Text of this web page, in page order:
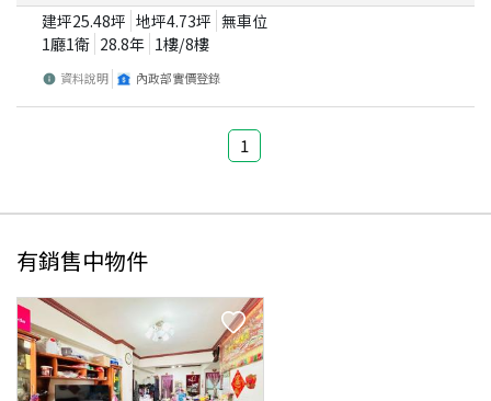
建坪25.48坪 地坪4.73坪 無車位
1廳1衛 28.8年 1樓/8樓
資料說明 內政部實價登錄
1
有銷售中物件